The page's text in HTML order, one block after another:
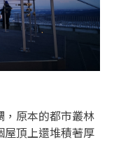
，原本的都市叢林
屋頂上還堆積著厚